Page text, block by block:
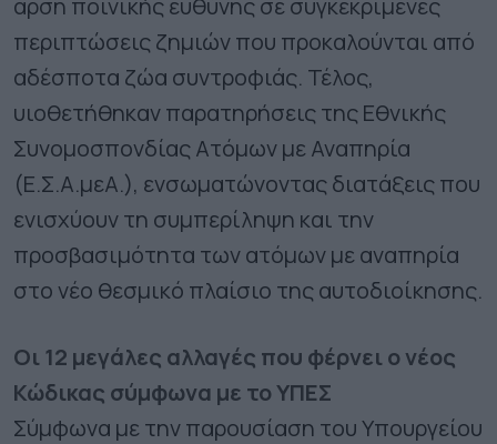
άρση ποινικής ευθύνης σε συγκεκριμένες
περιπτώσεις ζημιών που προκαλούνται από
αδέσποτα ζώα συντροφιάς. Τέλος,
υιοθετήθηκαν παρατηρήσεις της Εθνικής
Συνομοσπονδίας Ατόμων με Αναπηρία
(Ε.Σ.Α.μεΑ.), ενσωματώνοντας διατάξεις που
ενισχύουν τη συμπερίληψη και την
προσβασιμότητα των ατόμων με αναπηρία
στο νέο θεσμικό πλαίσιο της αυτοδιοίκησης.
Οι 12 μεγάλες αλλαγές που φέρνει ο νέος
Κώδικας σύμφωνα με το ΥΠΕΣ
Σύμφωνα με την παρουσίαση του Υπουργείου